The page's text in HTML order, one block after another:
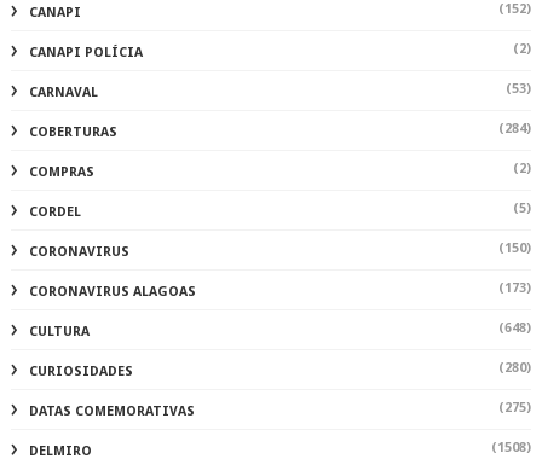
CANAPI (152)
CANAPI POLÍCIA (2)
CARNAVAL (53)
COBERTURAS (284)
COMPRAS (2)
CORDEL (5)
CORONAVIRUS (150)
CORONAVIRUS ALAGOAS (173)
CULTURA (648)
CURIOSIDADES (280)
DATAS COMEMORATIVAS (275)
DELMIRO (1508)